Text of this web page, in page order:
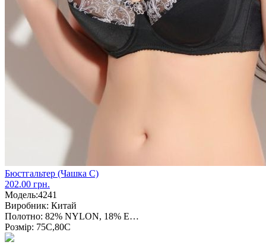
Бюстгальтер (Чашка С)
202.00 грн.
Модель:4241
Виробник: Китай
Полотно: 82% NYLON, 18% E…
Розмір: 75С,80С